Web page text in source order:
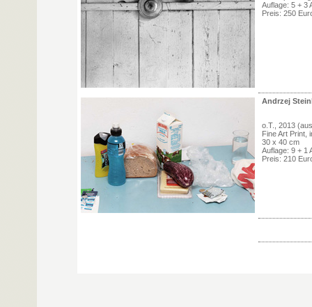
Auflage: 5 + 3
Preis: 250
Andrzej
o.T., 2013
Fine Art Print,
30 x 40 cm
Auflage: 9 + 1
Preis: 210